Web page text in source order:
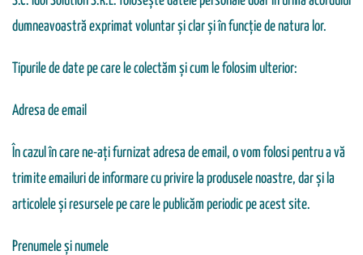
dumneavoastră exprimat voluntar și clar și în funcție de natura lor.
Tipurile de date pe care le colectăm și cum le folosim ulterior:
Adresa de email
În cazul în care ne-ați furnizat adresa de email, o vom folosi pentru a vă
trimite emailuri de informare cu privire la produsele noastre, dar și la
articolele și resursele pe care le publicăm periodic pe acest site.
Prenumele și numele